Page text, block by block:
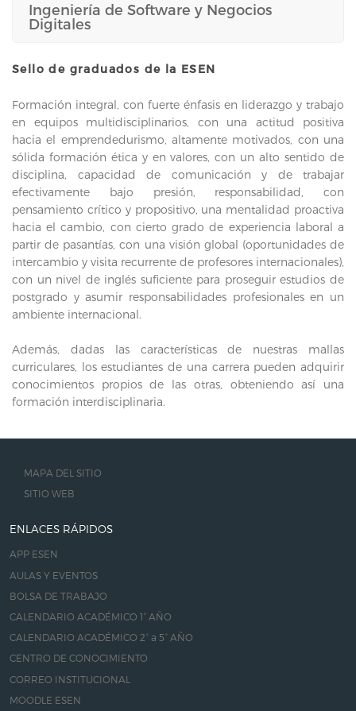
Ingeniería de Software y Negocios
Digitales
Sello de graduados de la ESEN
Formación integral, con fuerte énfasis en liderazgo y trabajo
en equipos multidisciplinarios, con una actitud positiva
hacia el emprendedurismo, altamente motivados, con una
sólida formación ética y en valores, con un alto sentido de
disciplina, capacidad de comunicación y de trabajar
efectivamente bajo presión, responsabilidad, con
pensamiento crítico y propositivo, una mentalidad proactiva
hacia el cambio, con cierto grado de experiencia laboral a
partir de pasantías, con una visión global (oportunidades de
intercambio y visita recurrente de profesores internacionales),
con un nivel de inglés suficiente para proseguir estudios de
postgrado y asumir responsabilidades profesionales en un
ambiente internacional.
Además, dadas las características de nuestras mallas
curriculares, los estudiantes de una carrera pueden adquirir
conocimientos propios de las otras, obteniendo así una
formación interdisciplinaria.
MAPA DEL SITIO
SITIO WEB
ENLACES RÁPIDOS
APP ESEN
AULAS Y EVENTOS
BOLSA DE TRABAJO
CALENDARIO ACADÉMICO 1° AÑO
CALENDARIO ACADÉMICO 2° a 5° AÑO
CENTRO DE CONOCIMIENTO
CORREO INSTITUCIONAL
MOODLE ESEN